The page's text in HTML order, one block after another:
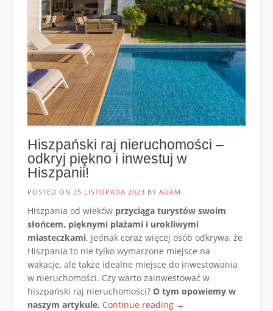
Hiszpański raj nieruchomości –
odkryj piękno i inwestuj w
Hiszpanii!
POSTED ON 25 LISTOPADA 2023 BY ADAM
Hiszpania od wieków przyciąga turystów swoim
słońcem, pięknymi plażami i urokliwymi
miasteczkami. Jednak coraz więcej osób odkrywa, że
Hiszpania to nie tylko wymarzone miejsce na
wakacje, ale także idealne miejsce do inwestowania
w nieruchomości. Czy warto zainwestować w
hiszpański raj nieruchomości? O tym opowiemy w
naszym artykule. Continue reading „Hiszpański
→